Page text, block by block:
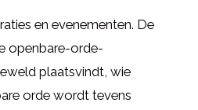
en evenementen. De
openbare-orde-
plaatsvindt, wie
orde wordt tevens